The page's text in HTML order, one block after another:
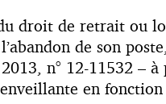
droit de retrait ou
de son
n° 12-11532 –
en fonction